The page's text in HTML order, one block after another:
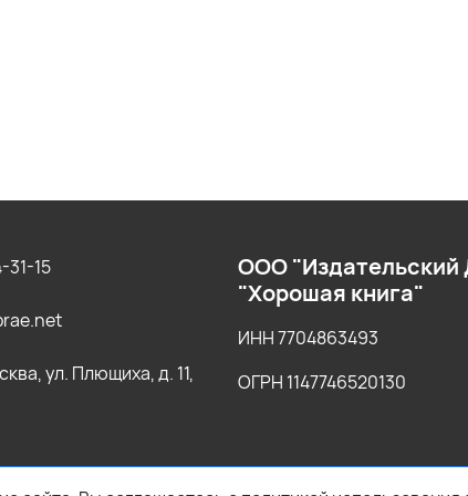
31-15
ул. Плющиха, д. 11,
ООО "Издательский
"Хорошая книга"
ИНН 7704863493
ОГРН 1147746520130